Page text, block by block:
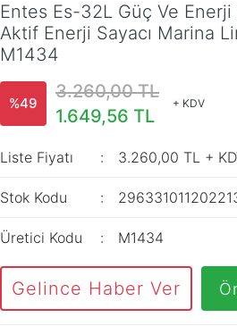
Entes Es-32L Güç Ve Enerji
Aktif Enerji Sayacı Marina
M1434
%49
3.260,00 TL
1.649,56 TL
+ KDV
Liste Fiyatı 3.260,00 TL +
Stok Kodu
Üretici Kodu M1434
Gelince Haber Ver